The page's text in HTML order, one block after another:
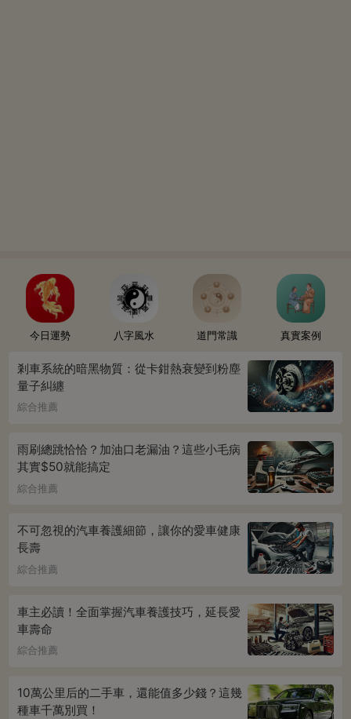
今日運勢 八字風水 道門常識 真實案例
剎車系統的暗黑物質：從卡鉗熱衰變到粉塵
量子糾纏
綜合推薦
雨刷總跳恰恰？加油口老漏油？這些小毛病
其實$50就能搞定
綜合推薦
不可忽視的汽車養護細節，讓你的愛車健康
長壽
綜合推薦
車主必讀！全面掌握汽車養護技巧，延長愛
車壽命
綜合推薦
10萬公里后的二手車，還能值多少錢？這幾
種車千萬別買！